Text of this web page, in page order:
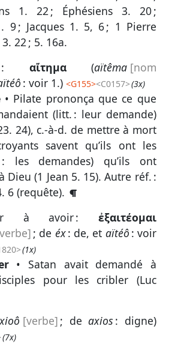
1. 22; Éphésiens 3. 20;
9; Jacques 1. 5, 6; 1 Pierre
3. 22; 5. 16a.
: αἴτημα(aïtêma [nom
: voir 1.)<G155><C0157>(3x)
• Pilate prononça que ce que
(litt. : leur demande)
24), c.-à-d. de mettre à mort
savent qu’ils ont les
: les demandes) qu’ils ont
Dieu (1 Jean 5. 15).Autre réf. :
6 (requête).
à avoir : ἐξαιτέομαι
; de éx: de, et aïtéô : voir
(1x)
• Satan avait demandé à
pour les cribler (Luc
[verbe] ; deaxios : digne)
(7x)